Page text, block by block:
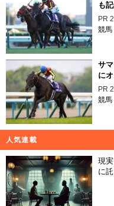
も
PR
競
サ
に
PR
競
人気連載
現
に